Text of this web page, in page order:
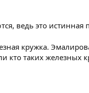
ведь это истинная
кружка.
кто таких железных